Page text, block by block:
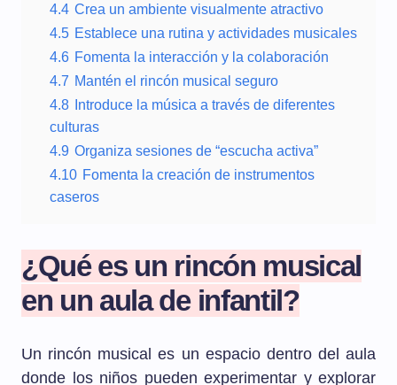
4.4 Crea un ambiente visualmente atractivo
4.5 Establece una rutina y actividades musicales
4.6 Fomenta la interacción y la colaboración
4.7 Mantén el rincón musical seguro
4.8 Introduce la música a través de diferentes
culturas
4.9 Organiza sesiones de “escucha activa”
4.10 Fomenta la creación de instrumentos
caseros
¿Qué es un rincón musical
en un aula de infantil?
Un rincón musical es un espacio dentro del aula
donde los niños pueden experimentar y explorar